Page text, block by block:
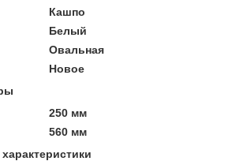
Кашпо
Белый
Овальная
Новое
250 мм
560 мм